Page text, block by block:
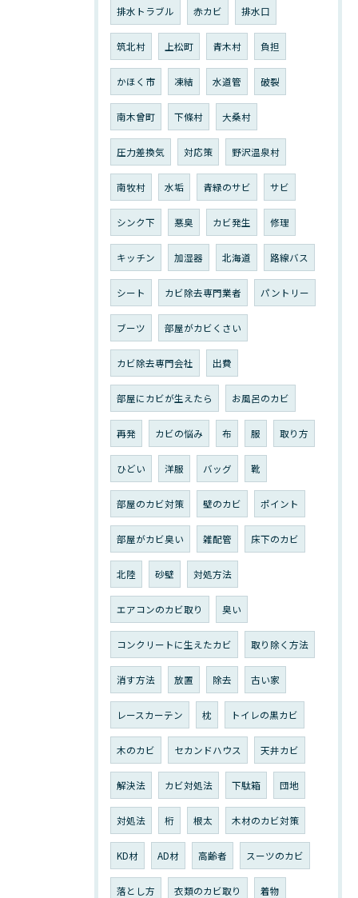
排水トラブル 赤カビ 排水口
筑北村 上松町 青木村 負担
かほく市 凍結 水道管 破裂
南木曾町 下條村 大桑村
圧力差換気 対応策 野沢温泉村
南牧村 水垢 青緑のサビ サビ
シンク下 悪臭 カビ発生 修理
キッチン 加湿器 北海道 路線バス
シート カビ除去専門業者 パントリー
ブーツ 部屋がカビくさい
カビ除去専門会社 出費
部屋にカビが生えたら お風呂のカビ
再発 カビの悩み 布 服 取り方
ひどい 洋服 バッグ 靴
部屋のカビ対策 壁のカビ ポイント
部屋がカビ臭い 雑配管 床下のカビ
北陸 砂壁 対処方法
エアコンのカビ取り 臭い
コンクリートに生えたカビ 取り除く方法
消す方法 放置 除去 古い家
レースカーテン 枕 トイレの黒カビ
木のカビ セカンドハウス 天井カビ
解決法 カビ対処法 下駄箱 団地
対処法 桁 根太 木材のカビ対策
KD材 AD材 高齢者 スーツのカビ
落とし方 衣類のカビ取り 着物